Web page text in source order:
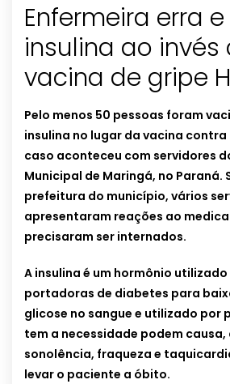
Enfermeira erra
insulina ao invés
vacina de gripe
Pelo menos 50 pessoas foram
insulina no lugar da vacina contra
caso aconteceu com servidores
Municipal de Maringá, no Paraná.
prefeitura do município, vários
apresentaram reações ao
precisaram ser internados.
A insulina é um hormônio
portadoras de diabetes para
glicose no sangue e utilizado por
tem a necessidade podem causa,
sonolência, fraqueza e
levar o paciente a óbito.